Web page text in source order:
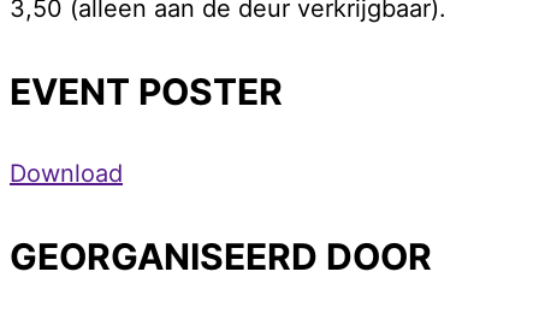
3,50 (alleen aan de deur verkrijgbaar).
EVENT POSTER
Download
GEORGANISEERD DOOR